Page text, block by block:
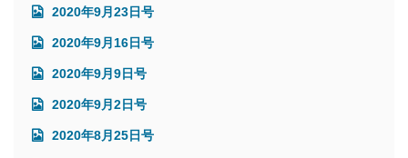
2020年9月23日号
2020年9月16日号
2020年9月9日号
2020年9月2日号
2020年8月25日号